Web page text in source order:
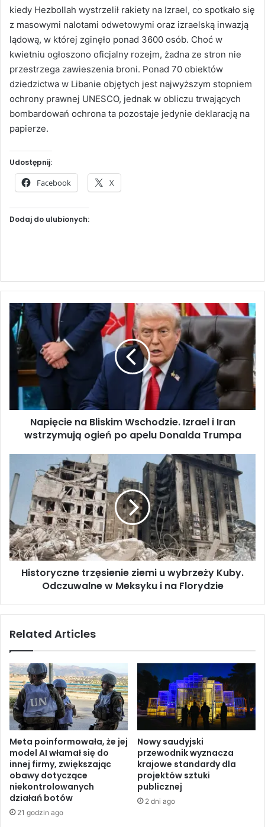
kiedy Hezbollah wystrzelił rakiety na Izrael, co spotkało się
z masowymi nalotami odwetowymi oraz izraelską inwazją
lądową, w której zginęło ponad 3600 osób. Choć w
kwietniu ogłoszono oficjalny rozejm, żadna ze stron nie
przestrzega zawieszenia broni. Ponad 70 obiektów
dziedzictwa w Libanie objętych jest najwyższym stopniem
ochrony prawnej UNESCO, jednak w obliczu trwających
bombardowań ochrona ta pozostaje jedynie deklaracją na
papierze.
Udostępnij:
Facebook X
Dodaj do ulubionych:
N
a
p
n
k
i
m
W
s
c
h
i
.
r
a
e
l
I
r
a
n
w
s
t
Napięcie na Bliskim Wschodzie. Izrael i Iran
wstrzymują ogień po apelu Donalda Trumpa
s
t
o
r
y
c
z
ę
e
n
i
e
z
e
m
i
u
w
y
Historyczne trzęsienie ziemi u wybrzeży Kuby.
Odczuwalne w Meksyku i na Florydzie
Related Articles
Meta poinformowała, że jej
model AI włamał się do
innej firmy, zwiększając
obawy dotyczące
niekontrolowanych
działań botów
21 godzin ago
Nowy saudyjski
przewodnik wyznacza
krajowe standardy dla
projektów sztuki
publicznej
2 dni ago